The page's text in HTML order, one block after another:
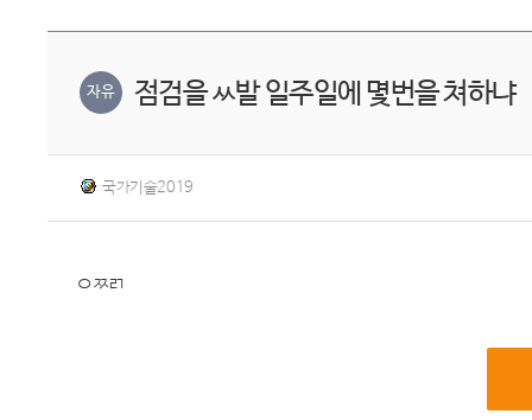
자유 점검을 ㅆ발 일주일에 몇번을 쳐하냐
국가기술2019
ㅇㅉㄺ